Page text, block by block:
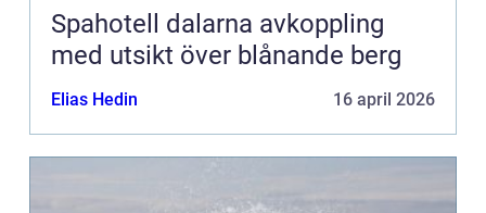
Spahotell dalarna avkoppling
med utsikt över blånande berg
Elias Hedin 16 april 2026